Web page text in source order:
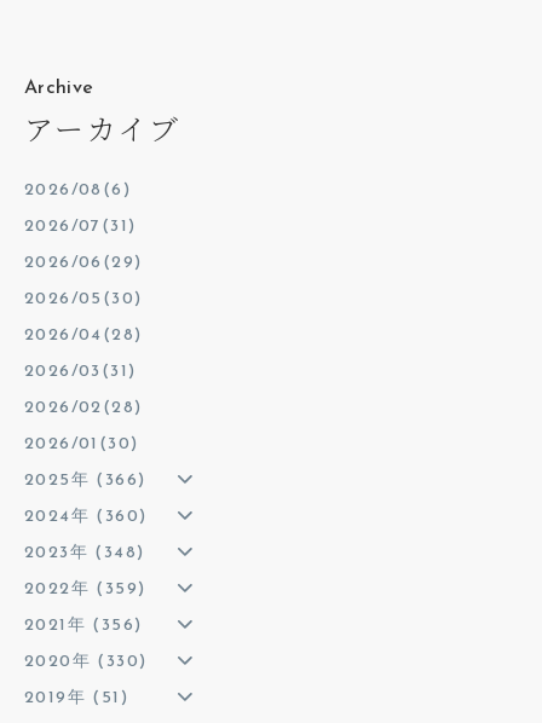
Archive
アーカイブ
2026/08(6)
2026/07(31)
2026/06(29)
2026/05(30)
2026/04(28)
2026/03(31)
2026/02(28)
2026/01(30)
2025年 (366)
2024年 (360)
2023年 (348)
2022年 (359)
2021年 (356)
2020年 (330)
2019年 (51)